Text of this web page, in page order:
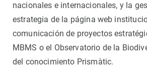
nacionales e internacionales, y la
estrategia de la página web
comunicación de proyectos
MBMS o el Observatorio de la
del conocimiento Prismàtic.
Actualidad
Noticias